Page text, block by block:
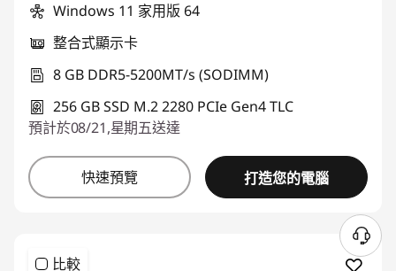
Windows 11 家用版 64
整合式顯示卡
8 GB DDR5-5200MT/s (SODIMM)
256 GB SSD M.2 2280 PCIe Gen4 TLC
預計於08/21,星期五送達
快速預覽 打造您的電腦
比較